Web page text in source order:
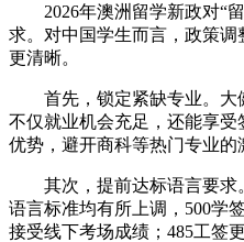
2026年澳洲留学新政对“留
求。对中国学生而言，政策调
更清晰。
首先，锁定紧缺专业。大
不仅就业机会充足，还能享
优势，避开商科等热门专业的
其次，提前达标语言要求
语言标准均有所上调，500学
接受线下考场成绩；485工签